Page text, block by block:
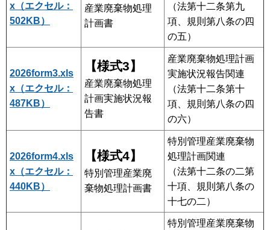
x （エクセル：
502KB）
産業廃棄物処理
計画書
（法第十二条第九
項、規則第八条の四
の五）
2026form3.xls
x （エクセル：
487KB）
【様式3】
産業廃棄物処理
計画実施状況報
告書
産業廃棄物処理計画
実施状況報告関連
（法第十二条第十
項、規則第八条の四
の六）
2026form4.xls
x（エクセル：
440KB）
【様式4】
特別管理産業廃
棄物処理計画書
特別管理産業廃棄物
処理計画関連
（法第十二条の二第
十項、規則第八条の
十七の二）
特別管理産業廃棄物